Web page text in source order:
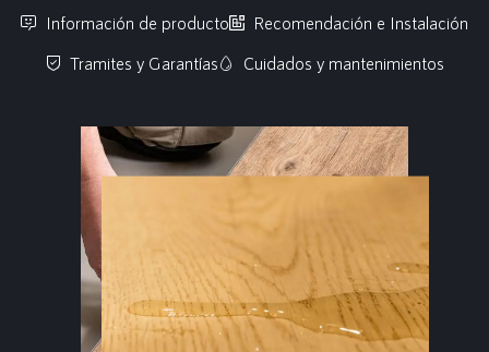
Información de producto
Recomendación e Instalación
Tramites y Garantías
Cuidados y mantenimientos